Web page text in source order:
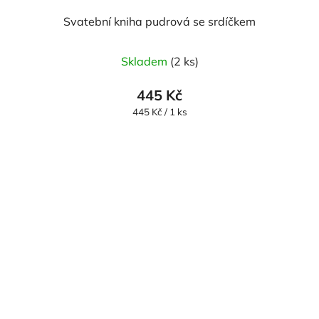
Svatební kniha pudrová se srdíčkem
Skladem (2 ks)
445 Kč
Měrná
445 Kč / 1 ks